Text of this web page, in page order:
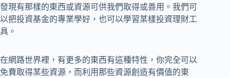
發現有那樣的東西或資源可供我們取得或善用。我們可
以把投資基金的專業學好，也可以學習某樣投資理財工
具。
在網路世界裡，有更多的東西有這種特性，你完全可以
免費取得某些資源，而利用那些資源創造有價值的東